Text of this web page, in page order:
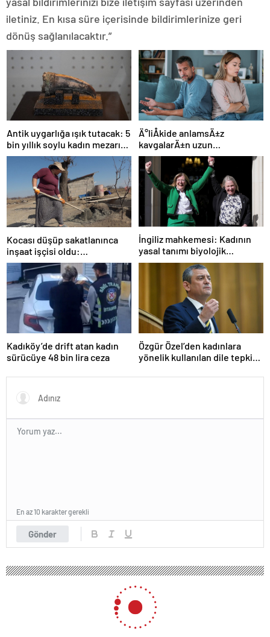
iletiniz. En kısa süre içerisinde bildirimlerinize geri
dönüş sağlanılacaktır.”
Antik uygarlığa ışık tutacak: 5
bin yıllık soylu kadın mezarı
bulundu!
Ä°liÅkide anlamsÄ±z
kavgalarÄ±n uzun
sÃ¼rmesini engellemenin 5
yolu
Kocası düşüp sakatlanınca
inşaat işçisi oldu:
Dekorasyon, ısı yalıtım,
boya… Yapamadığı iş yok
İngiliz mahkemesi: Kadının
yasal tanımı biyolojik
cinsiyete dayanır
Kadıköy’de drift atan kadın
sürücüye 48 bin lira ceza
Özgür Özel’den kadınlara
yönelik kullanılan dile tepki:
Gönder
En az 10 karakter gerekli